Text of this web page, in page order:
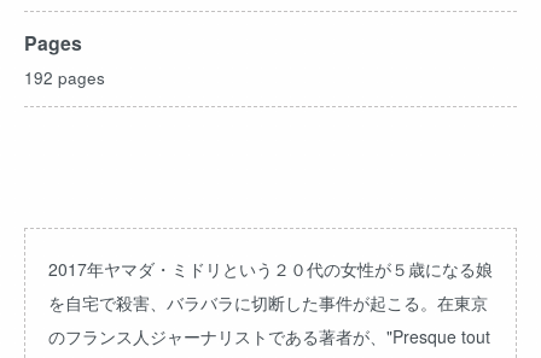
Pages
192 pages
2017年ヤマダ・ミドリという２０代の女性が５歳になる娘
を自宅で殺害、バラバラに切断した事件が起こる。在東京
のフランス人ジャーナリストである著者が、"Presque tout